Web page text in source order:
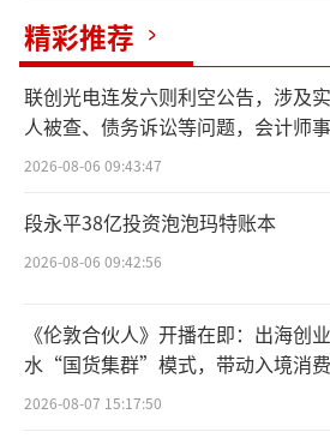
元放大31.4%，属于典型的
近5个交易日走势来看，6月
时成交额为858.13亿港元，
的同时成交额显著放大。
截至6月2日，该指数
9%，但今日的大涨显著修
精彩推荐
联创光电连发六则利空公告，涉及
人被查、债务诉讼等问题，会计师
所曾出具“保留意见”
2026-08-06 09:43:47
段永平38亿投资泡泡玛特账本
2026-08-06 09:42:56
《伦敦合伙人》开播在即：出海创
水“国货集群”模式，带动入境消
向种草
2026-08-07 15:17:50